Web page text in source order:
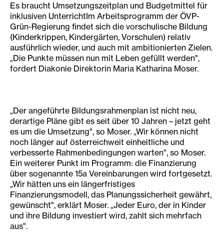
Es braucht Umsetzungszeitplan und Budgetmittel für
inklusiven UnterrichtIm Arbeitsprogramm der ÖVP-
Grün-Regierung findet sich die vorschulische Bildung
(Kinderkrippen, Kindergärten, Vorschulen) relativ
ausführlich wieder, und auch mit ambitionierten Zielen.
„Die Punkte müssen nun mit Leben gefüllt werden",
fordert Diakonie Direktorin Maria Katharina Moser.
„Der angeführte Bildungsrahmenplan ist nicht neu,
derartige Pläne gibt es seit über 10 Jahren – jetzt geht
es um die Umsetzung", so Moser. „Wir können nicht
noch länger auf österreichweit einheitliche und
verbesserte Rahmenbedingungen warten", so Moser.
Ein weiterer Punkt im Programm: die Finanzierung
über sogenannte 15a Vereinbarungen wird fortgesetzt.
„Wir hätten uns ein längerfristiges
Finanzierungsmodell, das Planungssicherheit gewährt,
gewünscht", erklärt Moser. „Jeder Euro, der in Kinder
und ihre Bildung investiert wird, zahlt sich mehrfach
aus".